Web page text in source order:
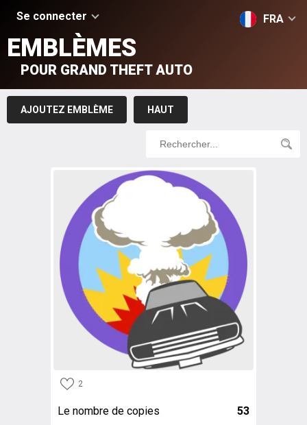
Se connecter FRA
EMBLÈMES
POUR GRAND THEFT AUTO
AJOUTEZ EMBLÈME HAUT
2
Le nombre de copies 53